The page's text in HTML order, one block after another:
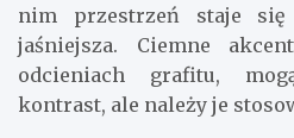
nim przestrzeń staje
jaśniejsza. Ciemne
odcieniach grafitu,
kontrast, ale należy je